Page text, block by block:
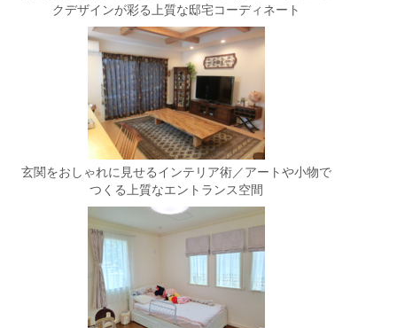
クデザインが彩る上質な邸宅コーディネート
玄関をおしゃれに見せるインテリア術／アートや小物で
つくる上質なエントランス空間